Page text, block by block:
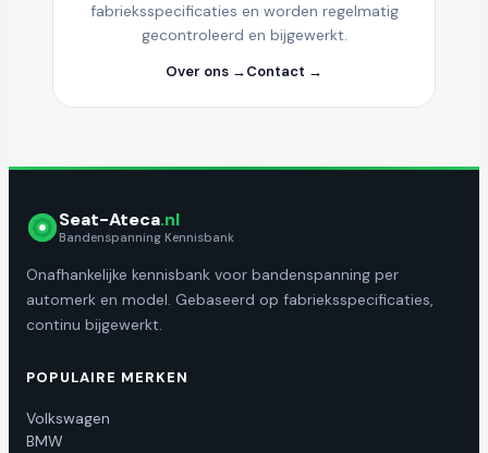
fabrieksspecificaties en worden regelmatig
gecontroleerd en bijgewerkt.
Over ons →Contact →
Seat-Ateca.nl
Bandenspanning Kennisbank
Onafhankelijke kennisbank voor bandenspanning per
automerk en model. Gebaseerd op fabrieksspecificaties,
continu bijgewerkt.
POPULAIRE MERKEN
Volkswagen
BMW